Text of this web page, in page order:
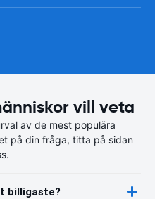
vill veta
av de mest populära
på din fråga, titta på sidan
billigaste?